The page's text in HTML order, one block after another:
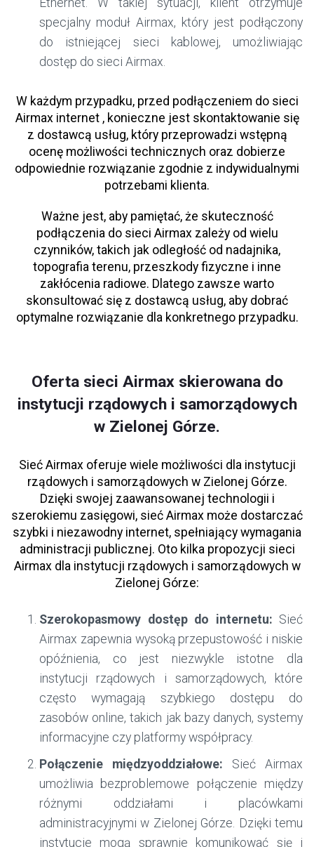
Ethernet. W takiej sytuacji, klient otrzymuje
specjalny moduł Airmax, który jest podłączony
do istniejącej sieci kablowej, umożliwiając
dostęp do sieci Airmax.
W każdym przypadku, przed podłączeniem do sieci
Airmax internet , konieczne jest skontaktowanie się
z dostawcą usług, który przeprowadzi wstępną
ocenę możliwości technicznych oraz dobierze
odpowiednie rozwiązanie zgodnie z indywidualnymi
potrzebami klienta.
Ważne jest, aby pamiętać, że skuteczność
podłączenia do sieci Airmax zależy od wielu
czynników, takich jak odległość od nadajnika,
topografia terenu, przeszkody fizyczne i inne
zakłócenia radiowe. Dlatego zawsze warto
skonsultować się z dostawcą usług, aby dobrać
optymalne rozwiązanie dla konkretnego przypadku.
Oferta sieci Airmax skierowana do
instytucji rządowych i samorządowych
w Zielonej Górze.
Sieć Airmax oferuje wiele możliwości dla instytucji
rządowych i samorządowych w Zielonej Górze.
Dzięki swojej zaawansowanej technologii i
szerokiemu zasięgowi, sieć Airmax może dostarczać
szybki i niezawodny internet, spełniający wymagania
administracji publicznej. Oto kilka propozycji sieci
Airmax dla instytucji rządowych i samorządowych w
Zielonej Górze:
Szerokopasmowy dostęp do internetu: Sieć
Airmax zapewnia wysoką przepustowość i niskie
opóźnienia, co jest niezwykle istotne dla
instytucji rządowych i samorządowych, które
często wymagają szybkiego dostępu do
zasobów online, takich jak bazy danych, systemy
informacyjne czy platformy współpracy.
Połączenie międzyoddziałowe: Sieć Airmax
umożliwia bezproblemowe połączenie między
różnymi oddziałami i placówkami
administracyjnymi w Zielonej Górze. Dzięki temu
instytucje mogą sprawnie komunikować się i